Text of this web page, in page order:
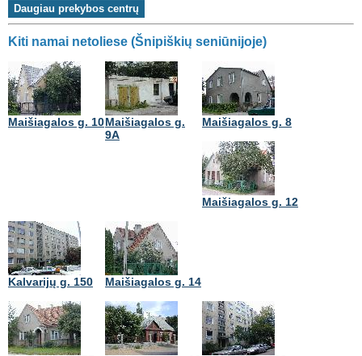
Kiti namai netoliese (Šnipiškių seniūnijoje)
Maišiagalos g. 10Maišiagalos g.
9A
Maišiagalos g. 8
Maišiagalos g. 12
Kalvarijų g. 150 Maišiagalos g. 14